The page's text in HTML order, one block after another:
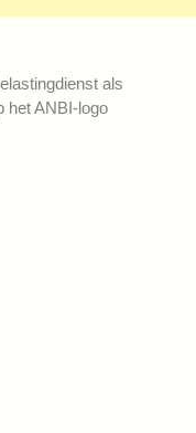
als
het ANBI-logo